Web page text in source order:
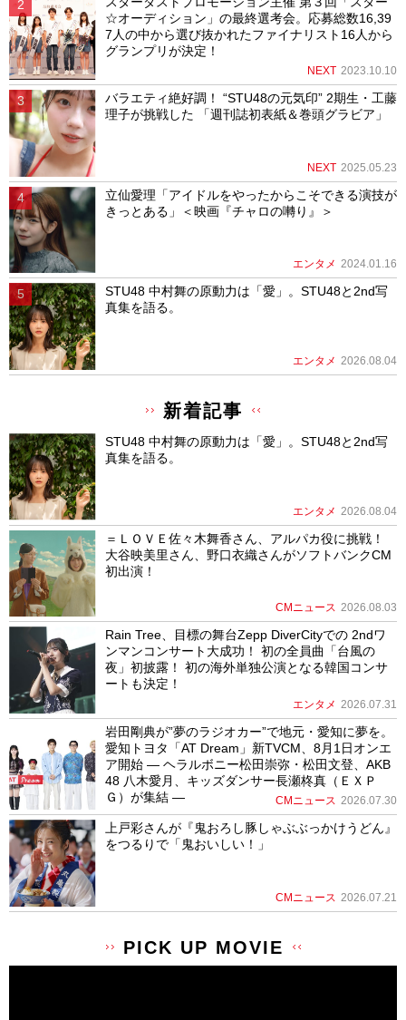
☆オーディション」の最終選考会。応募総数16,39
7人の中から選び抜かれたファイナリスト16人から
グランプリが決定！
NEXT 2023.10.10
バラエティ絶好調！ “STU48の元気印” 2期生・工藤
理子が挑戦した 「週刊誌初表紙＆巻頭グラビア」
NEXT 2025.05.23
立仙愛理「アイドルをやったからこそできる演技が
きっとある」＜映画『チャロの囀り』＞
エンタメ 2024.01.16
STU48 中村舞の原動力は「愛」。STU48と2nd写
真集を語る。
エンタメ 2026.08.04
新着記事
STU48 中村舞の原動力は「愛」。STU48と2nd写
真集を語る。
エンタメ 2026.08.04
＝ＬＯＶＥ佐々木舞香さん、アルパカ役に挑戦！
大谷映美里さん、野口衣織さんがソフトバンクCM
初出演！
CMニュース 2026.08.03
Rain Tree、目標の舞台Zepp DiverCityでの 2ndワ
ンマンコンサート大成功！ 初の全員曲「台風の
夜」初披露！ 初の海外単独公演となる韓国コンサ
ートも決定！
エンタメ 2026.07.31
岩田剛典が”夢のラジオカー”で地元・愛知に夢を。
愛知トヨタ「AT Dream」新TVCM、8月1日オンエ
ア開始 ― ヘラルボニー松田崇弥・松田文登、AKB
48 八木愛月、キッズダンサー長瀬柊真（ＥＸＰ
Ｇ）が集結 ―
CMニュース 2026.07.30
上戸彩さんが『鬼おろし豚しゃぶぶっかけうどん』
をつるりで「鬼おいしい！」
CMニュース 2026.07.21
PICK UP MOVIE